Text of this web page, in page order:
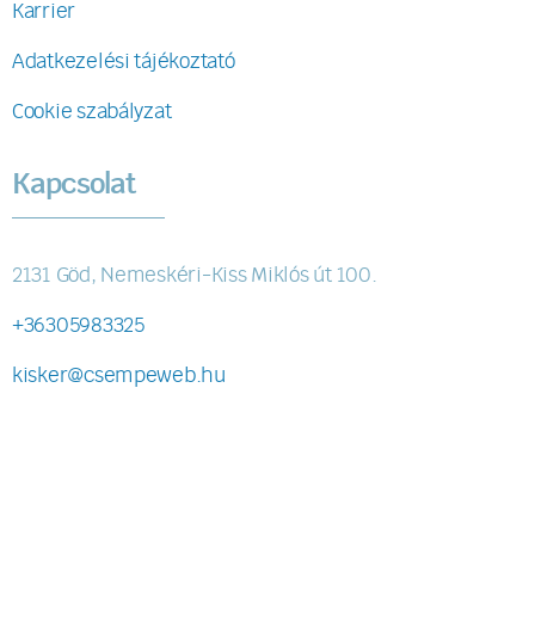
Karrier
Adatkezelési tájékoztató
Cookie szabályzat
Kapcsolat
2131 Göd, Nemeskéri-Kiss Miklós út 100.
+36305983325
kisker@csempeweb.hu